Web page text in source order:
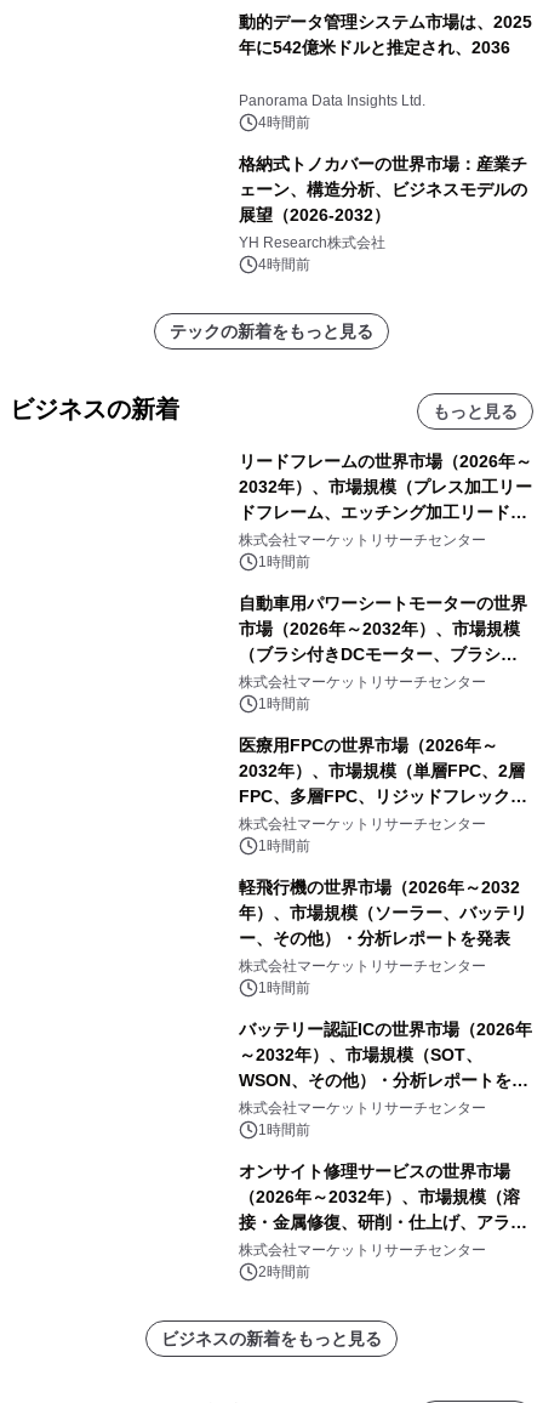
動的データ管理システム市場は、2025
年に542億米ドルと推定され、2036
Panorama Data Insights Ltd.
4時間前
格納式トノカバーの世界市場：産業チ
ェーン、構造分析、ビジネスモデルの
展望（2026-2032）
YH Research株式会社
4時間前
テックの新着をもっと見る
ビジネスの新着 もっと見る
リードフレームの世界市場（2026年～
2032年）、市場規模（プレス加工リー
ドフレーム、エッチング加工リードフ
レーム）・分析レポートを発表
株式会社マーケットリサーチセンター
1時間前
自動車用パワーシートモーターの世界
市場（2026年～2032年）、市場規模
（ブラシ付きDCモーター、ブラシレ
スDCモーター）・分析レポートを発
表
株式会社マーケットリサーチセンター
1時間前
医療用FPCの世界市場（2026年～
2032年）、市場規模（単層FPC、2層
FPC、多層FPC、リジッドフレックス
PCB）・分析レポートを発表
株式会社マーケットリサーチセンター
1時間前
軽飛行機の世界市場（2026年～2032
年）、市場規模（ソーラー、バッテリ
ー、その他）・分析レポートを発表
株式会社マーケットリサーチセンター
1時間前
バッテリー認証ICの世界市場（2026年
～2032年）、市場規模（SOT、
WSON、その他）・分析レポートを発
表
株式会社マーケットリサーチセンター
1時間前
オンサイト修理サービスの世界市場
（2026年～2032年）、市場規模（溶
接・金属修復、研削・仕上げ、アライ
メント、その他）・分析レポートを発
表
株式会社マーケットリサーチセンター
2時間前
ビジネスの新着をもっと見る